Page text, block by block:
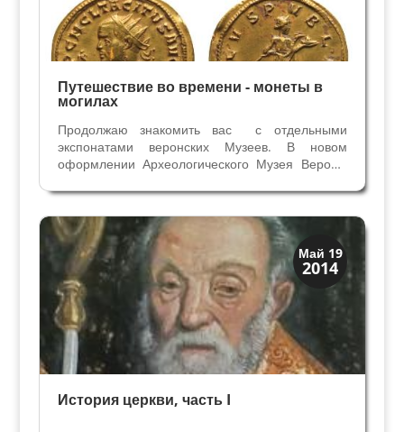
Путешествие во времени - монеты в
могилах
Продолжаю знакомить вас с отдельными
экспонатами веронских Музеев. В новом
оформлении Археологического Музея Вероны
раньше места в Музее не находилось. Теперь
посетители видят свинцовый саркофаг, две
золотые монеты и...
Май 19
2014
Верона
Римская Верона
История церкви, часть I